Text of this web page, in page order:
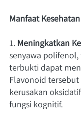
Manfaat
1. Meningkatkan
senyawa
terbukti dapat
Flavonoid
kerusakan
fungsi kognitif.